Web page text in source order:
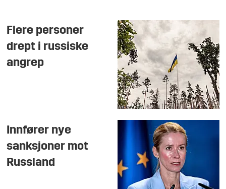
Flere personer
drept i russiske
angrep
Innfører nye
sanksjoner mot
Russland